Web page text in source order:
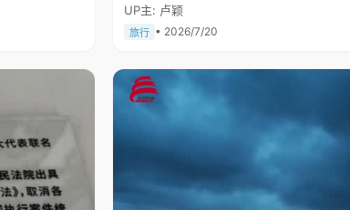
UP主: 卢颖
旅行 • 2026/7/20